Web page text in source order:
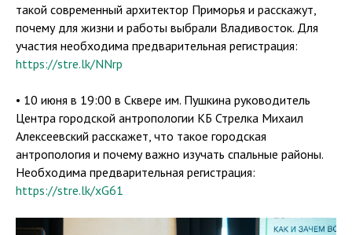
такой современный архитектор Приморья и расскажут,
почему для жизни и работы выбрали Владивосток. Для
участия необходима предварительная регистрация:
https://stre.lk/NNrp
• 10 июня в 19:00 в Сквере им. Пушкина руководитель
Центра городской антропологии КБ Стрелка Михаил
Алексеевский расскажет, что такое городская
антропология и почему важно изучать спальные районы.
Необходима предварительная регистрация:
https://stre.lk/xG61